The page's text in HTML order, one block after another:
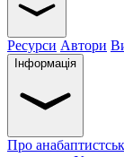
Ресурси Автори
Інформація
Про